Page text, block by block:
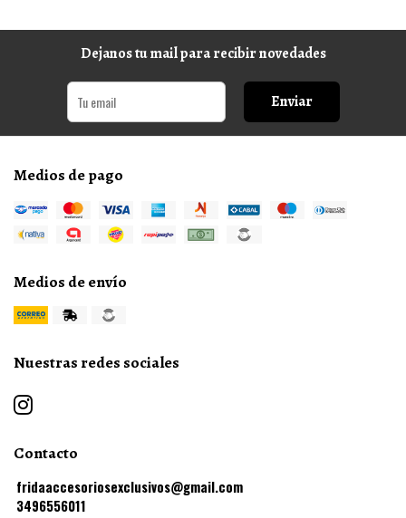
Dejanos tu mail para recibir novedades
Enviar
Medios de pago
Medios de envío
Nuestras redes sociales
Contacto
fridaaccesoriosexclusivos@gmail.com
3496556011